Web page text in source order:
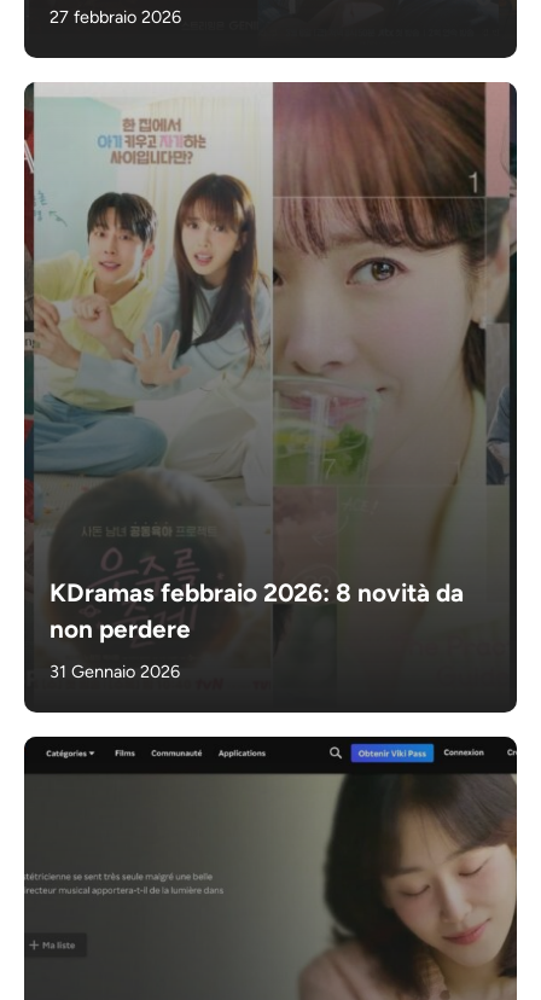
27 febbraio 2026
KDramas febbraio 2026: 8 novità da
non perdere
31 Gennaio 2026